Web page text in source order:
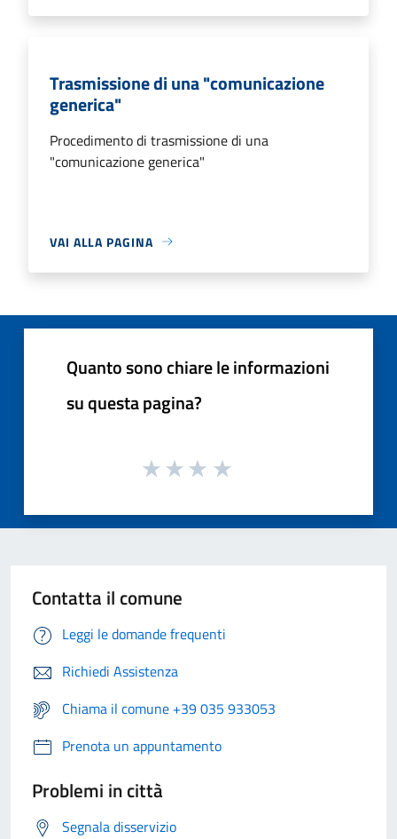
Trasmissione di una "comunicazione
generica"
Procedimento di trasmissione di una
"comunicazione generica"
VAI ALLA PAGINA
Quanto sono chiare le informazioni
su questa pagina?
Contatta il comune
Leggi le domande frequenti
Richiedi Assistenza
Chiama il comune +39 035 933053
Prenota un appuntamento
Problemi in città
Segnala disservizio